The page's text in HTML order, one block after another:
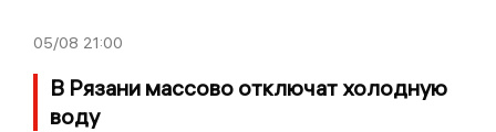
05/08 21:00
В Рязани массово отключат холодную
воду